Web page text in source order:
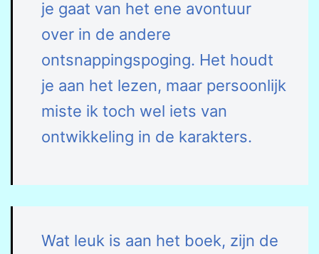
je gaat van het ene avontuur
over in de andere
ontsnappingspoging. Het houdt
je aan het lezen, maar persoonlijk
miste ik toch wel iets van
ontwikkeling in de karakters.
Wat leuk is aan het boek, zijn de